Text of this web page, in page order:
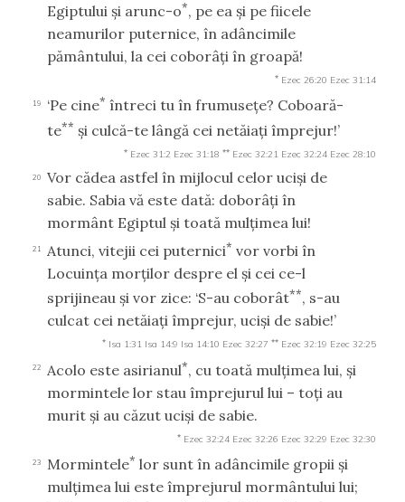
Egiptului şi arunc-o*, pe ea şi pe fiicele
neamurilor puternice, în adâncimile
pământului, la cei coborâţi în groapă!
* Ezec 26:20 Ezec 31:14
19 ‘Pe cine* întreci tu în frumuseţe? Coboară-
te** şi culcă-te lângă cei netăiaţi împrejur!’
* Ezec 31:2 Ezec 31:18 ** Ezec 32:21 Ezec 32:24 Ezec 28:10
20
Vor cădea astfel în mijlocul celor ucişi de
sabie. Sabia vă este dată: doborâţi în
mormânt Egiptul şi toată mulţimea lui!
21 Atunci, vitejii cei puternici* vor vorbi în
Locuinţa morţilor despre el şi cei ce-l
sprijineau şi vor zice: ‘S-au coborât**, s-au
culcat cei netăiaţi împrejur, ucişi de sabie!’
* Isa 1:31 Isa 14:9 Isa 14:10 Ezec 32:27 ** Ezec 32:19 Ezec 32:25
22 Acolo este asirianul*, cu toată mulţimea lui, şi
mormintele lor stau împrejurul lui – toţi au
murit şi au căzut ucişi de sabie.
* Ezec 32:24 Ezec 32:26 Ezec 32:29 Ezec 32:30
23 Mormintele* lor sunt în adâncimile gropii şi
mulţimea lui este împrejurul mormântului lui;